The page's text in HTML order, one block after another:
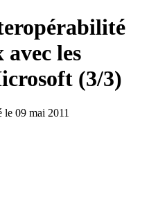
les
(3/3)
le 09 mai 2011